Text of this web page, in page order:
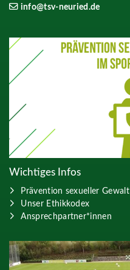
info@tsv-neuried.de
Wichtiges Infos
Prävention sexueller Gewalt
Unser Ethikkodex
Ansprechpartner*innen